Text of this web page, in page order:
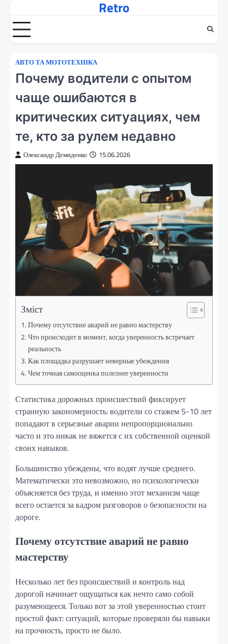
вмісту
Retro
АВТО ТА МОТОТЕХНІКА
Почему водители с опытом
чаще ошибаются в
критических ситуациях, чем
те, кто за рулем недавно
Олександр Демиденко 15.06.2026
Зміст
Почему отсутствие аварий не равно мастерству
Что происходит в момент, когда уверенность встречает
реальность
Как площадка разрушает неверные убеждения
Чем точная самооценка полезнее уверенности
Статистика дорожных происшествий фиксирует
странную закономерность: водители со стажем 5-10 лет
попадают в серьезные аварии непропорционально
часто и это никак не вяжется с их собственной оценкой
своих навыков.
Большинство убеждены, что водят лучше среднего.
Математически это невозможно, но психологически
объясняется без труда, и именно этот механизм чаще
всего остается за кадром разговоров о безопасности на
дороге.
Почему отсутствие аварий не равно
мастерству
Несколько лет без происшествий и контроль над
дорогой начинает ощущаться как нечто само собой
разумеющееся. Только вот за этой уверенностью стоит
простой факт: ситуаций, которые проверяли бы навыки
на прочность, просто не было.